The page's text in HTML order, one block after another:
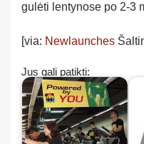
gulėti lentynose po 2-3
[via: Newlaunches
Jus gali patikti: